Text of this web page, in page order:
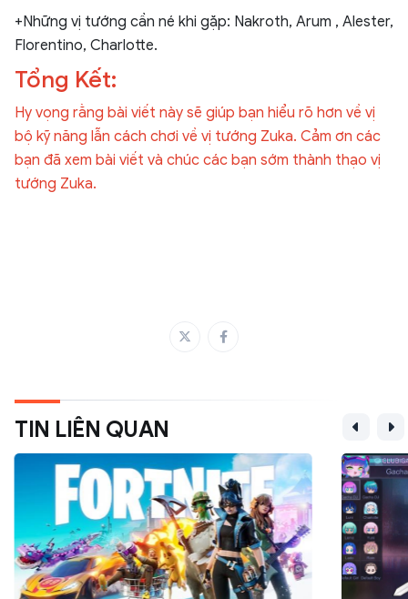
+Những vị tướng cần né khi gặp: Nakroth, Arum , Alester,
Florentino, Charlotte.
Tổng Kết:
Hy vọng rằng bài viết này sẽ giúp bạn hiểu rõ hơn về vị
bộ kỹ năng lẫn cách chơi về vị tướng Zuka. Cảm ơn các
bạn đã xem bài viết và chúc các bạn sớm thành thạo vị
tướng Zuka.
TIN LIÊN QUAN